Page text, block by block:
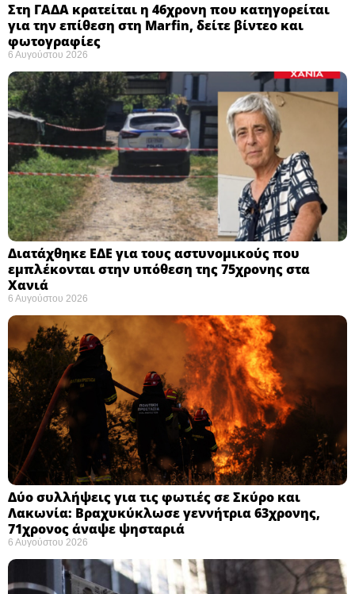
Στη ΓΑΔΑ κρατείται η 46χρονη που κατηγορείται
για την επίθεση στη Marfin, δείτε βίντεο και
φωτογραφίες
6 Αυγούστου 2026
Διατάχθηκε ΕΔΕ για τους αστυνομικούς που
εμπλέκονται στην υπόθεση της 75χρονης στα
Χανιά
6 Αυγούστου 2026
Δύο συλλήψεις για τις φωτιές σε Σκύρο και
Λακωνία: Βραχυκύκλωσε γεννήτρια 63χρονης,
71χρονος άναψε ψησταριά
6 Αυγούστου 2026